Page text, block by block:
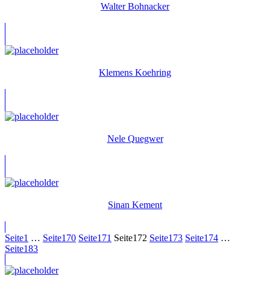
Walter Bohnacker
Klemens Koehring
Nele Quegwer
Sinan Kement
Seite1 … Seite170 Seite171 Seite172 Seite173 Seite174 …
Seite183